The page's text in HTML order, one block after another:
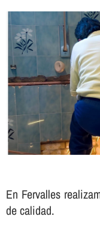
En Fervalles
de calidad.